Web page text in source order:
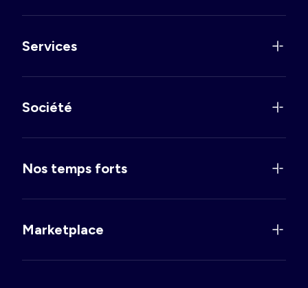
Services
Société
Nos temps forts
Marketplace